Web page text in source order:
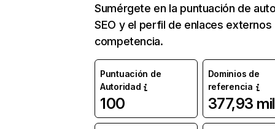
Sumérgete en la puntuación de
SEO y el perfil de enlaces externos
competencia.
Puntuación de
Autoridad
100
Dominios de
referencia
377,93 mil